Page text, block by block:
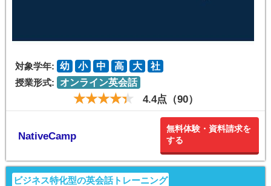
対象学年: 幼 小 中 高 大
社
授業形式:
オンライン英会話
4.4点（90）
NativeCamp
無料体験・資料請求を
する
ビジネス特化型の英会話トレーニング